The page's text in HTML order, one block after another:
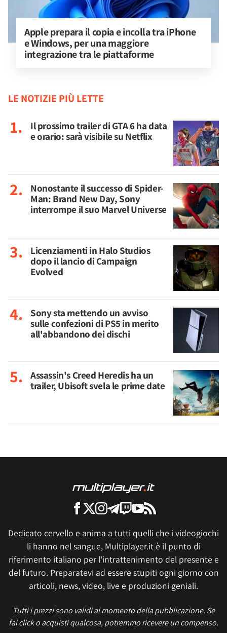
Apple prepara il copia e incolla tra iPhone
e Windows, per una maggiore
integrazione tra le piattaforme
LE NOTIZIE PIÙ LETTE
Il prossimo trailer di GTA 6 ha data
e orario: sarà visibile su Netflix
Nonostante il successo di Spider-
Man: Brand New Day, Sony
interrompe il suo Marvel Universe
Licenziamenti in Halo Studios
dopo il lancio di Campaign
Evolved
Sony sta mettendo un avviso
sulle confezioni di PS5 in merito
all'abbandono dei dischi
Assassin's Creed Heredis ha un
trailer, Ubisoft svela le prime date
Dedicato cervello e anima a tutti quelli che i videogiochi
li hanno nel sangue, Multiplayer.it è il punto di
riferimento italiano per l'intrattenimento del presente e
del futuro. Preparatevi ad essere stupiti ogni giorno con
articoli, news, video, live e produzioni geniali.
Tutti i prezzi sono validi al momento della pubblicazione. Se
fai click o acquisti qualcosa, potremmo ricevere un compenso.